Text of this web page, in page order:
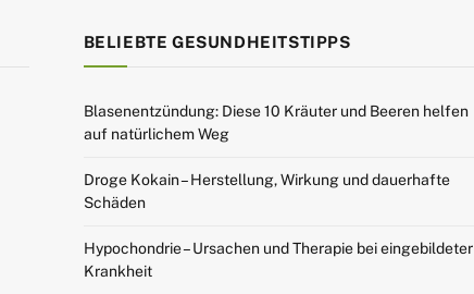
BELIEBTE GESUNDHEITSTIPPS
Blasenentzündung: Diese 10 Kräuter und Beeren helfen
auf natürlichem Weg
Droge Kokain – Herstellung, Wirkung und dauerhafte
Schäden
Hypochondrie – Ursachen und Therapie bei eingebildeter
Krankheit